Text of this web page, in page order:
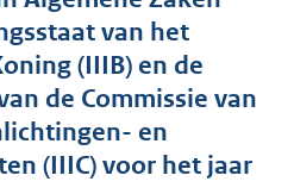
:
3
6
b
van het
(IIIB) en de
de Commissie van
en
(IIIC) voor het jaar